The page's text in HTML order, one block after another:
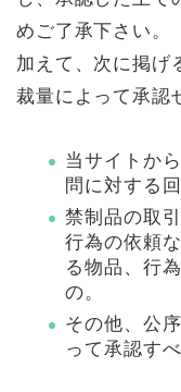
めご了承下さい。
加えて、次に掲げ
裁量によって承認
当サイトか
問に対する
禁制品の取
行為の依頼
る物品、行
の。
その他、公
って承認す